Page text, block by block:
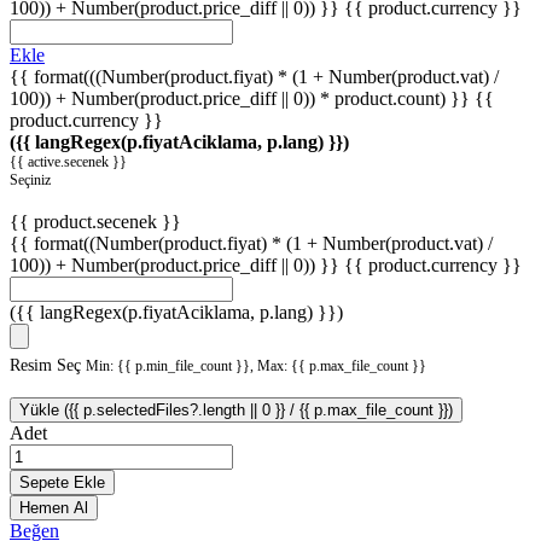
100)) + Number(product.price_diff || 0)) }} {{ product.currency }}
Ekle
{{ format(((Number(product.fiyat) * (1 + Number(product.vat) /
100)) + Number(product.price_diff || 0)) * product.count) }} {{
product.currency }}
({{ langRegex(p.fiyatAciklama, p.lang) }})
{{ active.secenek }}
Seçiniz
{{ product.secenek }}
{{ format((Number(product.fiyat) * (1 + Number(product.vat) /
100)) + Number(product.price_diff || 0)) }} {{ product.currency }}
({{ langRegex(p.fiyatAciklama, p.lang) }})
Resim Seç Min: {{ p.min_file_count }}, Max: {{ p.max_file_count }}
Yükle ({{ p.selectedFiles?.length || 0 }} / {{ p.max_file_count }})
Adet
Sepete Ekle
Hemen Al
Beğen